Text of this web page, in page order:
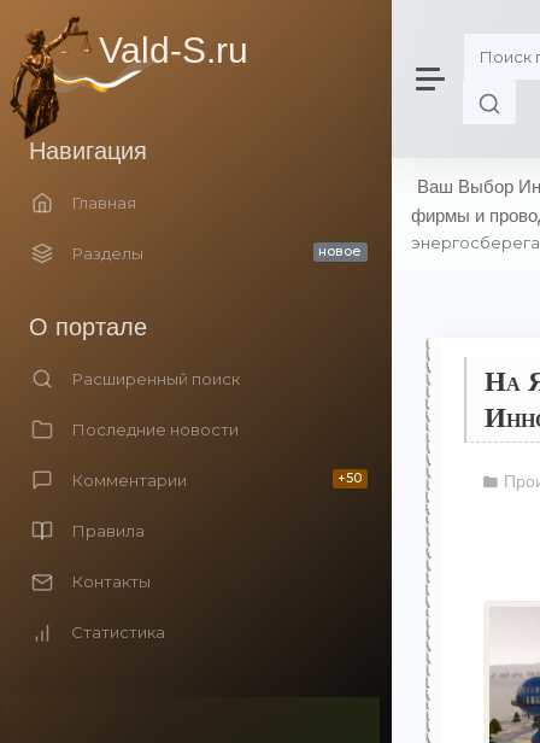
Vald-S.ru
Навигация
Главная
Разделы новое
О портале
Расширенный поиск
Последние новости
Комментарии +50
Правила
Контакты
Статистика
Ваш Выбор
фирмы и
На